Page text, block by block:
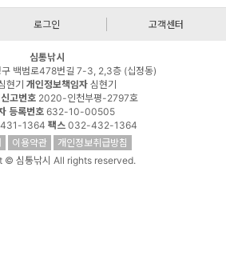
로그인 고객센터
심통낚시
구 백범로478번길 7-3, 2,3층 (십정동)
현기 개인정보책임자 심현기
고번호2020-인천부평-2797호
등록번호632-10-00505
1364 팩스 032-432-1364
이용약관
개인정보취급방침
© 심통낚시 All rights reserved.